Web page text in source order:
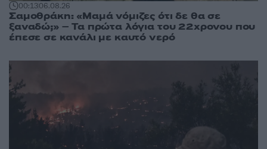
00:1306.08.26
Σαμοθράκη: «Μαμά νόμιζες ότι δε θα σε
ξαναδώ;» – Τα πρώτα λόγια του 22χρονου που
έπεσε σε κανάλι με καυτό νερό